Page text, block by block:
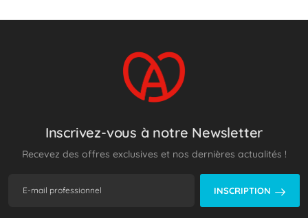
Inscrivez-vous à notre Newsletter
Recevez des offres exclusives et nos dernières actualités !
INSCRIPTION